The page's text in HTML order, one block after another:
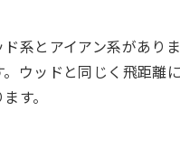
系とアイアン系があり
ウッドと同じく飛距離
す。